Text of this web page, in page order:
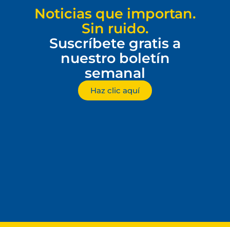
Noticias que importan.
Sin ruido.
Suscríbete gratis a
nuestro boletín
semanal
Haz clic aquí